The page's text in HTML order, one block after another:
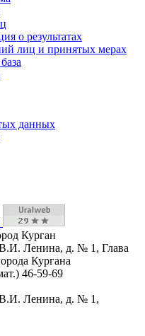
о результатах
лиц и принятых мерах
данных
Курган
Ленина, д. № 1, Глава
Кургана
46-59-69
В.И. Ленина, д. № 1,